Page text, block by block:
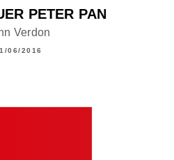
PETER PAN
Verdon
06/2016